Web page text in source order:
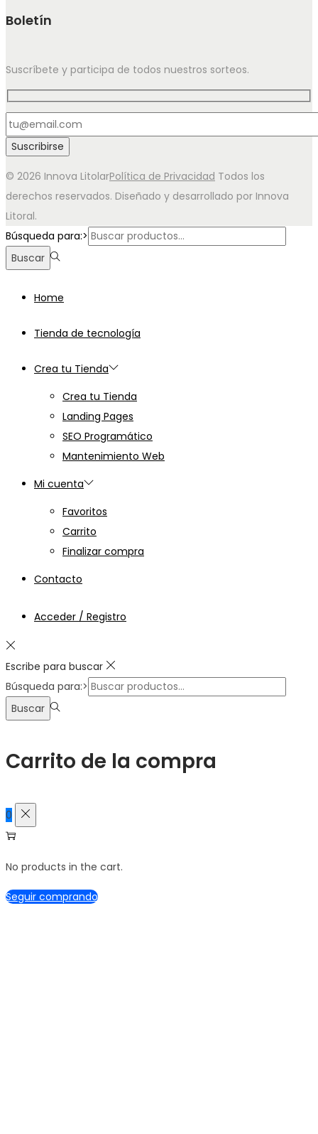
Boletín
Suscríbete y participa de todos nuestros sorteos.
© 2026 Innova LitolarPolítica de Privacidad Todos los
derechos reservados. Diseñado y desarrollado por Innova
Litoral.
Búsqueda para:>
Buscar
Home
Tienda de tecnología
Crea tu Tienda
Crea tu Tienda
Landing Pages
SEO Programático
Mantenimiento Web
Mi cuenta
Favoritos
Carrito
Finalizar compra
Contacto
Acceder / Registro
Escribe para buscar
Búsqueda para:>
Buscar
Carrito de la compra
0
No products in the cart.
Seguir comprando